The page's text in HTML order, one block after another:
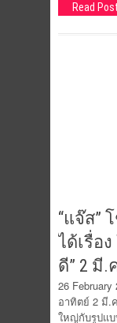
Read Post
“แจ๊ส”
ได้เรื่อ
ดี” 2 มี.
26 February
อาทิตย์ 2 มี.
ใหญ่กับรูปแบ